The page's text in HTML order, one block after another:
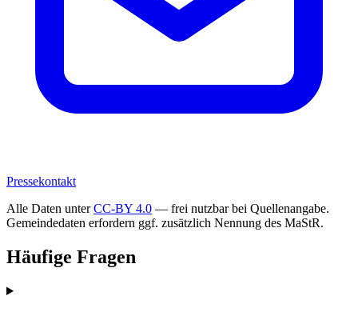
Pressekontakt
Alle Daten unterCC-BY 4.0 — frei nutzbar bei Quellenangabe.
Gemeindedaten erfordern ggf. zusätzlich Nennung des MaStR.
Häufige Fragen